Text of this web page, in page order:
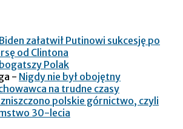
załatwił Putinowi sukcesję po
od Clintona
Polak
- Nigdy nie był obojętny
na trudne czasy
zniszczono polskie górnictwo, czyli
30-lecia